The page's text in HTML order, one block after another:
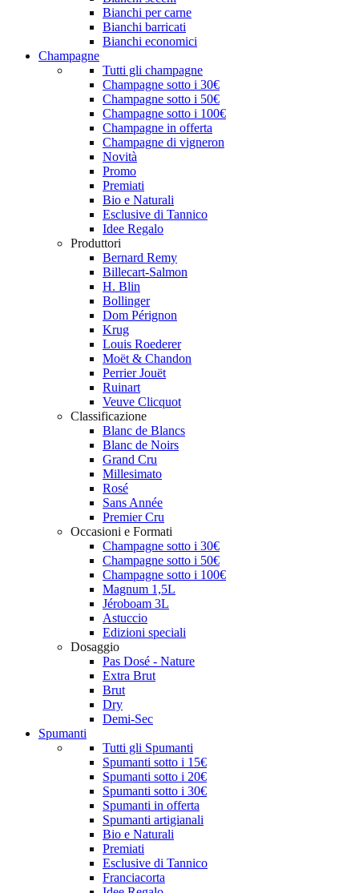
Bianchi per carne
Bianchi barricati
Bianchi economici
Champagne
Tutti gli champagne
Champagne sotto i 30€
Champagne sotto i 50€
Champagne sotto i 100€
Champagne in offerta
Champagne di vigneron
Novità
Promo
Premiati
Bio e Naturali
Esclusive di Tannico
Idee Regalo
Produttori
Bernard Remy
Billecart-Salmon
H. Blin
Bollinger
Dom Pérignon
Krug
Louis Roederer
Moët & Chandon
Perrier Jouët
Ruinart
Veuve Clicquot
Classificazione
Blanc de Blancs
Blanc de Noirs
Grand Cru
Millesimato
Rosé
Sans Année
Premier Cru
Occasioni e Formati
Champagne sotto i 30€
Champagne sotto i 50€
Champagne sotto i 100€
Magnum 1,5L
Jéroboam 3L
Astuccio
Edizioni speciali
Dosaggio
Pas Dosé - Nature
Extra Brut
Brut
Dry
Demi-Sec
Spumanti
Tutti gli Spumanti
Spumanti sotto i 15€
Spumanti sotto i 20€
Spumanti sotto i 30€
Spumanti in offerta
Spumanti artigianali
Bio e Naturali
Premiati
Esclusive di Tannico
Franciacorta